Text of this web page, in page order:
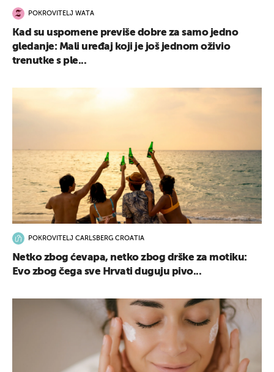
POKROVITELJ WATA
Kad su uspomene previše dobre za samo jedno
gledanje: Mali uređaj koji je još jednom oživio
trenutke s ple...
POKROVITELJ CARLSBERG CROATIA
Netko zbog ćevapa, netko zbog drške za motiku:
Evo zbog čega sve Hrvati duguju pivo...